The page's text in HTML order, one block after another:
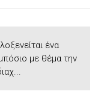
ένα
με θέμα την